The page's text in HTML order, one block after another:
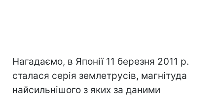
Нагадаємо, в Японії 11 березня 2011 р.
сталася серія землетрусів, магнітуда
найсильнішого з яких за даними